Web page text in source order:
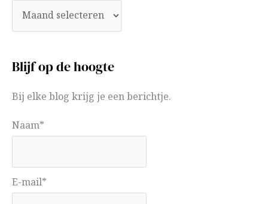
Blijf op de hoogte
Bij elke blog krijg je een berichtje.
Naam*
E-mail*